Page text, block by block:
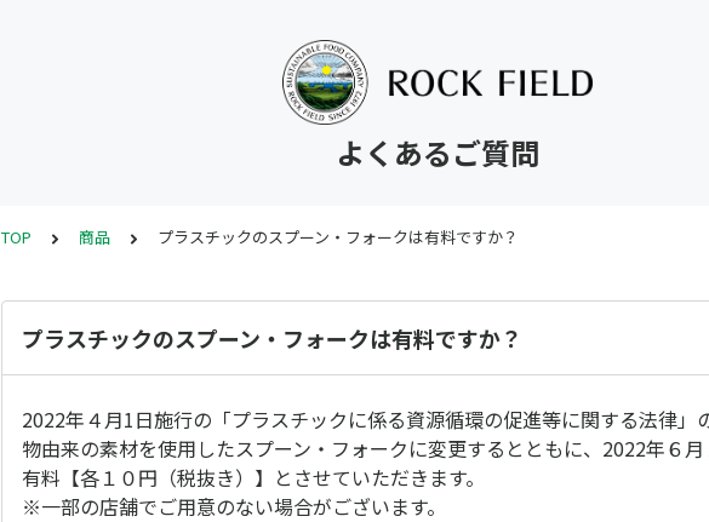
よくあるご質問
TOP 商品 プラスチックのスプーン・フォークは有料ですか？
プラスチックのスプーン・フォークは有料ですか？
2022年４月1日施行の「プラスチックに係る資源循環の促進等に関する法律」
物由来の素材を使用したスプーン・フォークに変更するとともに、2022年６
有料【各１０円（税抜き）】とさせていただきます。
※一部の店舗でご用意のない場合がございます。